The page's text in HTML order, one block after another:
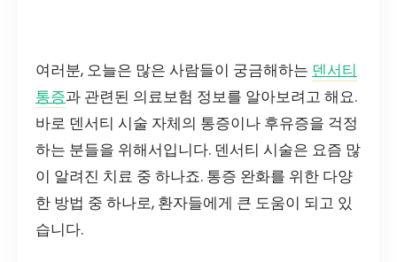
여러분, 오늘은 많은 사람들이 궁금해하는 덴서티
통증과 관련된 의료보험 정보를 알아보려고 해요.
바로 덴서티 시술 자체의 통증이나 후유증을 걱정
하는 분들을 위해서입니다. 덴서티 시술은 요즘 많
이 알려진 치료 중 하나죠. 통증 완화를 위한 다양
한 방법 중 하나로, 환자들에게 큰 도움이 되고 있
습니다.